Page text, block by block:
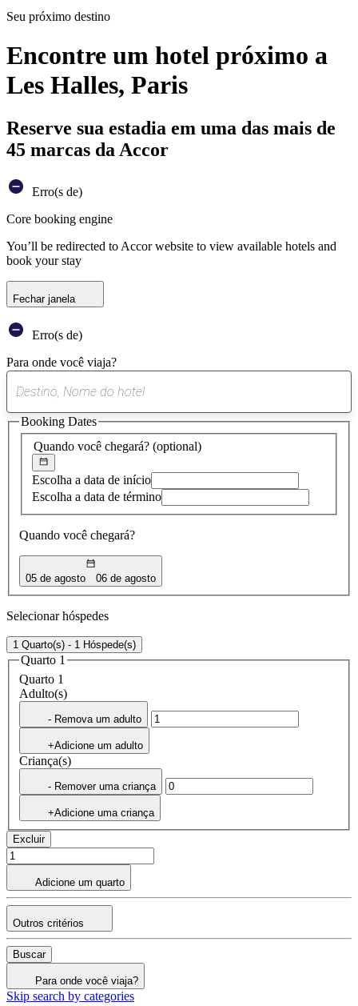
Seu próximo destino
Encontre um hotel próximo a
Les Halles, Paris
Reserve sua estadia em uma das mais de
45 marcas da Accor
Erro(s de)
Core booking engine
You’ll be redirected to Accor website to view available hotels and
book your stay
Fechar janela
Erro(s de)
Para onde você viaja?
sugestão
encontrada
Quando você chegará? (optional)
Escolha a data de início
Escolha a data de término
Quando você chegará?
05 de agosto 06 de agosto
Booking Dates
Selecionar hóspedes
1 Quarto(s) - 1 Hóspede(s)
Quarto 1
Quarto 1
Adulto(s)
- Remova um adulto
+Adicione um adulto
Criança(s)
- Remover uma criança
+Adicione uma criança
Excluir
Adicione um quarto
Outros critérios
Buscar
Para onde você viaja?
Skip search by categories